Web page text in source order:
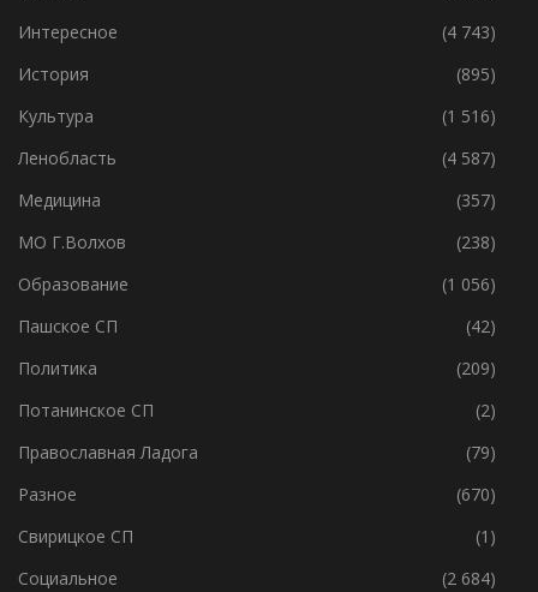
Интересное
(4 743)
История
(895)
Культура
(1 516)
Ленобласть
(4 587)
Медицина
(357)
МО Г.Волхов
(238)
Образование
(1 056)
Пашское СП
(42)
Политика
(209)
Потанинское СП
(2)
Православная Ладога
(79)
Разное
(670)
Свирицкое СП
(1)
Социальное
(2 684)